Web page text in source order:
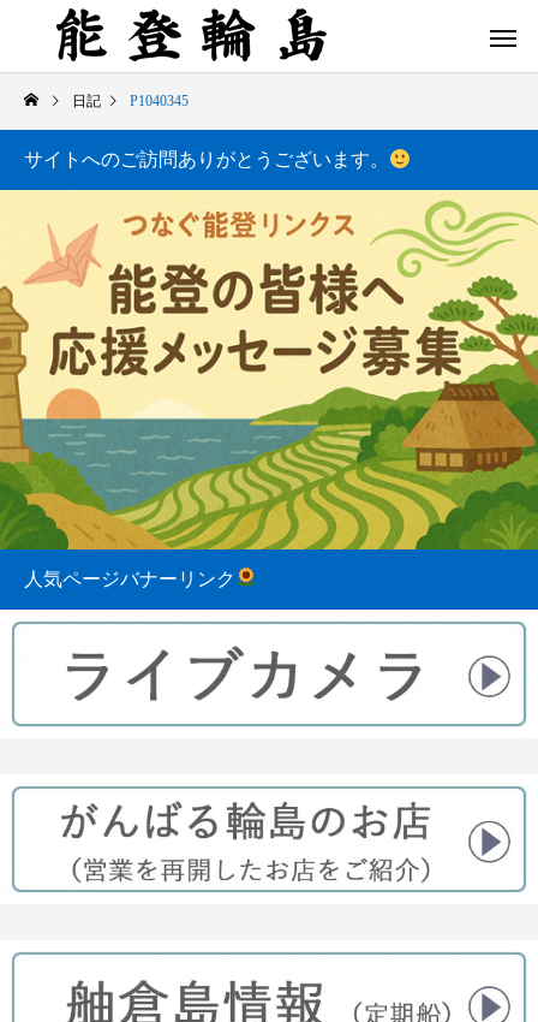
白米千枚田 あぜのきらめき（アルバム）
2023.08.31
今日の白米千枚田
日記 P1040345
サイトへのご訪問ありがとうございます。
人気ページバナーリンク